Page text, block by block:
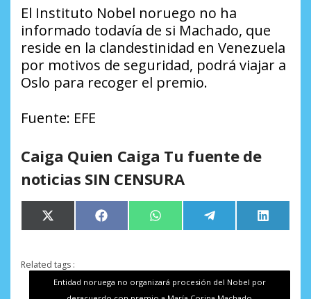
El Instituto Nobel noruego no ha
informado todavía de si Machado, que
reside en la clandestinidad en Venezuela
por motivos de seguridad, podrá viajar a
Oslo para recoger el premio.
Fuente: EFE
Caiga Quien Caiga Tu fuente de
noticias SIN CENSURA
Compartir
en
X
(Twitter)
Compartir
en
Facebook Compartir
en
WhatsApp Compartir
en
Telegram
en
LinkedIn
Related tags :
Entidad noruega no organizará procesión del Nobel por